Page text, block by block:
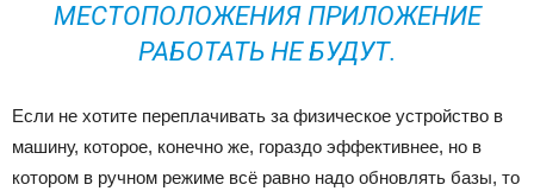
МЕСТОПОЛОЖЕНИЯ ПРИЛОЖЕНИЕ
РАБОТАТЬ НЕ БУДУТ.
Если не хотите переплачивать за физическое устройство в
машину, которое, конечно же, гораздо эффективнее, но в
котором в ручном режиме всё равно надо обновлять базы, то